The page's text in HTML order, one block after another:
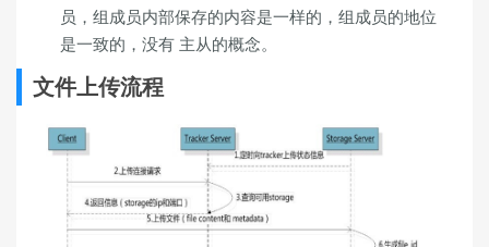
员，组成员内部保存的内容是一样的，组成员的地位
是一致的，没有 主从的概念。
文件上传流程